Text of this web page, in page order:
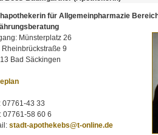
für Allgemeinpharmazie
Münsterplatz 26
Rheinbrückstraße 9
Bad Säckingen
07761-43 33
07761-58 60 6
stadt-apothekebs@t-online.de